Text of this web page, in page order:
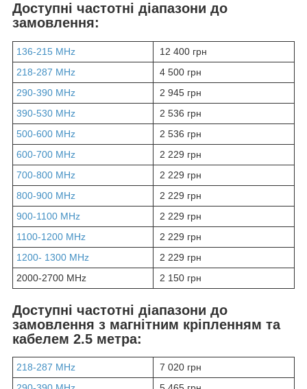
Доступні частотні діапазони до
замовлення:
136-215 MHz
12 400 грн
218-287 MHz
4 500 грн
290-390 MHz
2 945 грн
390-530 MHz
2 536 грн
500-600 MHz
2 536 грн
600-700 MHz
2 229 грн
700-800 MHz
2 229 грн
800-900 MHz
2 229 грн
900-1100 MHz
2 229 грн
1100-1200 MHz
2 229 грн
1200- 1300 MHz
2 229 грн
2000-2700 MHz
2 150 грн
Доступні частотні діапазони до
замовлення з магнітним кріпленням та
кабелем 2.5 метра:
218-287 MHz
7 020 грн